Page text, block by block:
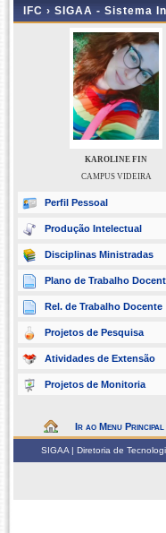
IFC › SIGAA - Sistema
KAROLINE FIN
CAMPUS VIDEIRA
Perfil Pessoal
Produção Intelectual
Disciplinas Ministradas
Plano de Trabalho
Rel. de Trabalho Docente
Projetos de Pesquisa
Atividades de Extensão
Projetos de Monitoria
Ir ao Menu Principal
SIGAA | Diretoria de